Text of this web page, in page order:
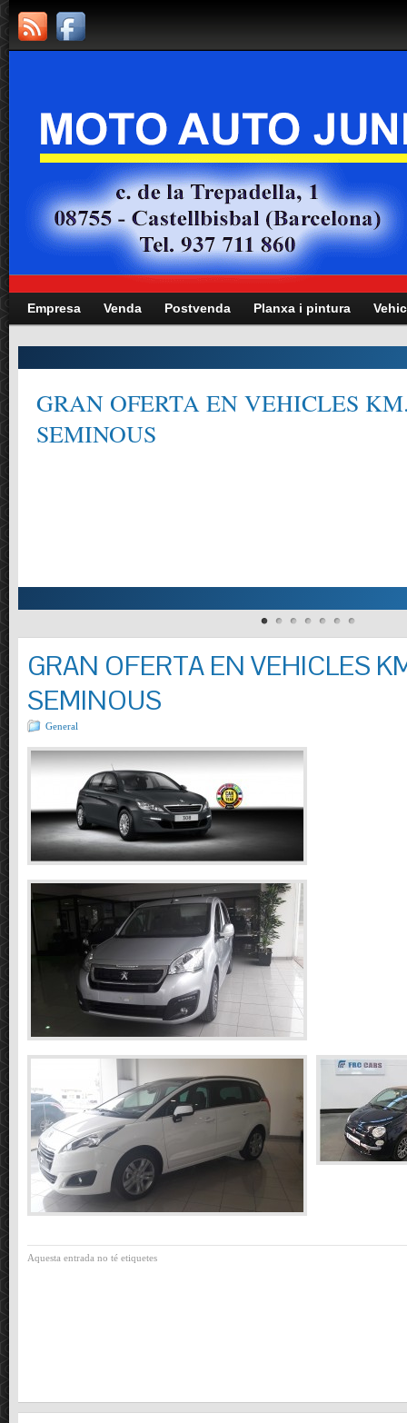
Empresa Venda Postvenda Planxa i pintura
GRAN OFERTA EN VEHICLES
SEMINOUS
GRAN OFERTA EN VEHICLES
SEMINOUS
General
Aquesta entrada no té etiquetes